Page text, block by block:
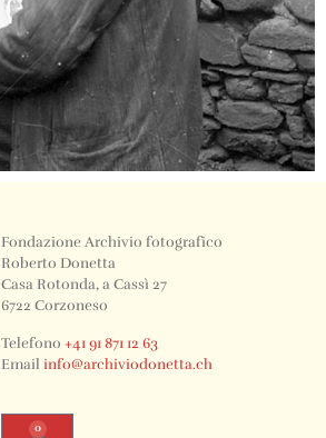
Fondazione Archivio fotografico
Roberto Donetta
Casa Rotonda, a Cassì 27
6722 Corzoneso
Telefono+41 91 871 12 63
Emailinfo@archiviodonetta.ch
0